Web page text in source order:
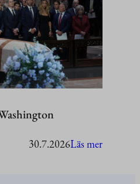
30.7.2026Läs mer: